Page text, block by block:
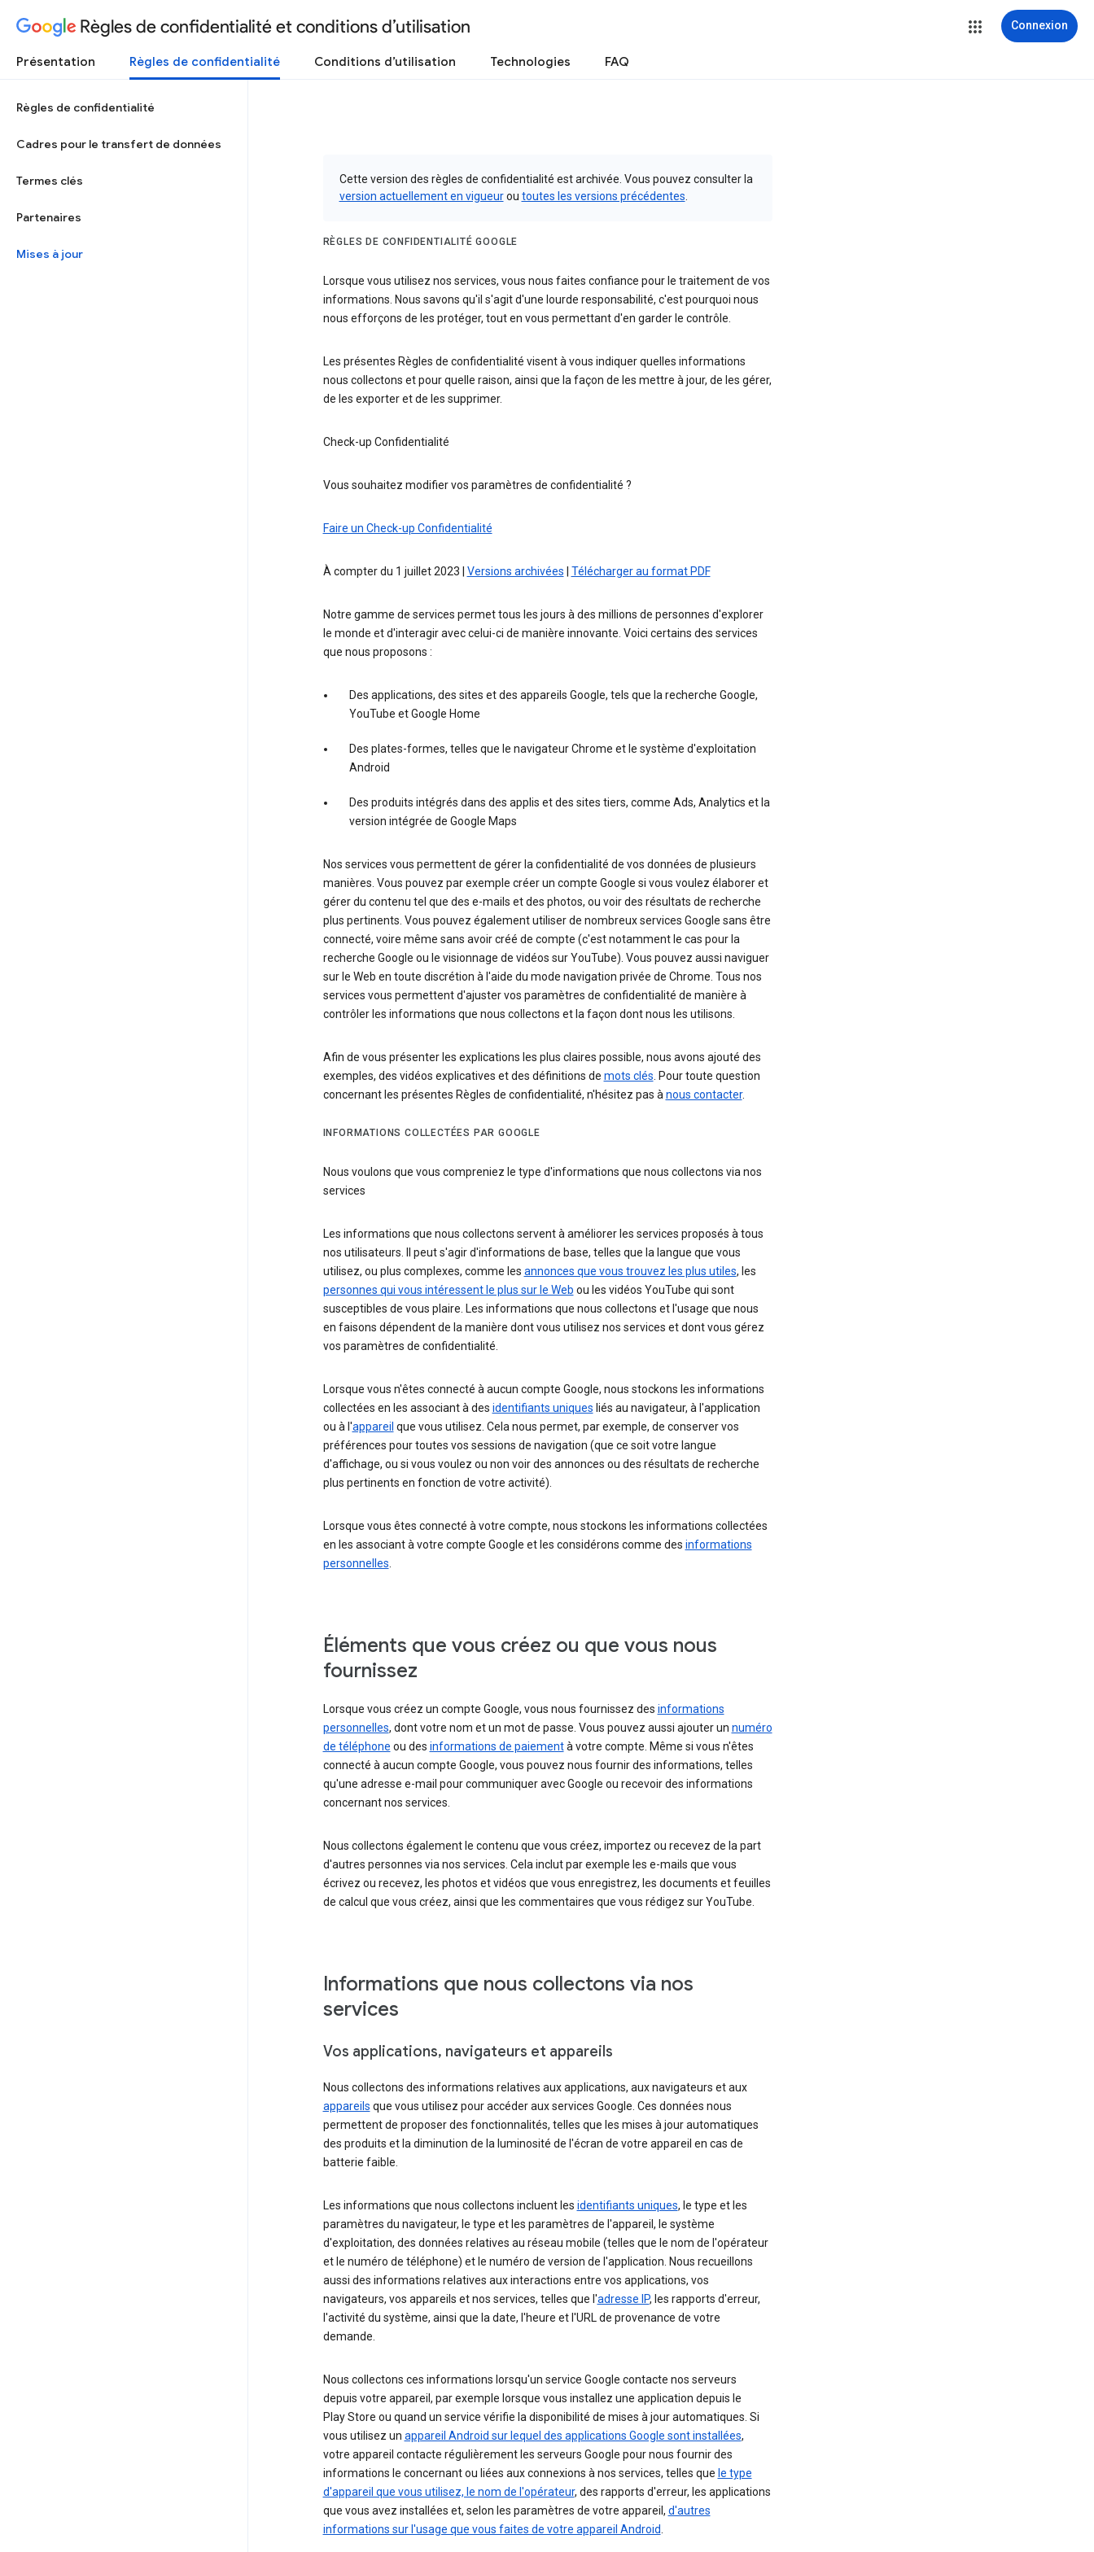
Règles de confidentialité et conditions d’utilisation Connexion
Présentation Règles de confidentialité Conditions d’utilisation Technologies FAQ
Règles de confidentialité
Cadres pour le transfert de données
Termes clés
Partenaires
Mises à jour
Cette version des règles de confidentialité est archivée. Vous pouvez consulter la
version actuellement en vigueurou toutes les versions précédentes
RÈGLES DE CONFIDENTIALITÉ GOOGLE
Lorsque vous utilisez nos services, vous nous faites confiance pour le traitement de vos
informations. Nous savons qu'il s'agit d'une lourde responsabilité, c'est pourquoi nous
nous efforçons de les protéger, tout en vous permettant d'en garder le contrôle.
Les présentes Règles de confidentialité visent à vous indiquer quelles informations
nous collectons et pour quelle raison, ainsi que la façon de les mettre à jour, de les gérer,
de les exporter et de les supprimer.
Check-up Confidentialité
Vous souhaitez modifier vos paramètres de confidentialité ?
Faire un Check-up Confidentialité
À compter du 1 juillet 2023 | Versions archivées Télécharger au format PDF
Notre gamme de services permet tous les jours à des millions de personnes d'explorer
le monde et d'interagir avec celui-ci de manière innovante. Voici certains des services
que nous proposons :
Des applications, des sites et des appareils Google, tels que la recherche Google,
YouTube et Google Home
Des plates-formes, telles que le navigateur Chrome et le système d'exploitation
Android
Des produits intégrés dans des applis et des sites tiers, comme Ads, Analytics et la
version intégrée de Google Maps
Nos services vous permettent de gérer la confidentialité de vos données de plusieurs
manières. Vous pouvez par exemple créer un compte Google si vous voulez élaborer et
gérer du contenu tel que des e-mails et des photos, ou voir des résultats de recherche
plus pertinents. Vous pouvez également utiliser de nombreux services Google sans être
connecté, voire même sans avoir créé de compte (c'est notamment le cas pour la
recherche Google ou le visionnage de vidéos sur YouTube). Vous pouvez aussi naviguer
sur le Web en toute discrétion à l'aide du mode navigation privée de Chrome. Tous nos
services vous permettent d'ajuster vos paramètres de confidentialité de manière à
contrôler les informations que nous collectons et la façon dont nous les utilisons.
Afin de vous présenter les explications les plus claires possible, nous avons ajouté des
exemples, des vidéos explicatives et des définitions de mots clés. Pour toute question
concernant les présentes Règles de confidentialité, n'hésitez pas ànous contacter.
INFORMATIONS COLLECTÉES PAR GOOGLE
Nous voulons que vous compreniez le type d'informations que nous collectons via nos
services
Les informations que nous collectons servent à améliorer les services proposés à tous
nos utilisateurs. Il peut s'agir d'informations de base, telles que la langue que vous
utilisez, ou plus complexes, comme les annonces que vous trouvez les plus utiles, les
personnes qui vous intéressent le plus sur le Web ou les vidéos YouTube qui sont
susceptibles de vous plaire. Les informations que nous collectons et l'usage que nous
en faisons dépendent de la manière dont vous utilisez nos services et dont vous gérez
vos paramètres de confidentialité.
Lorsque vous n'êtes connecté à aucun compte Google, nous stockons les informations
collectées en les associant à des identifiants uniques liés au navigateur, à l'application
ou à l'appareil que vous utilisez. Cela nous permet, par exemple, de conserver vos
préférences pour toutes vos sessions de navigation (que ce soit votre langue
d'affichage, ou si vous voulez ou non voir des annonces ou des résultats de recherche
plus pertinents en fonction de votre activité).
Lorsque vous êtes connecté à votre compte, nous stockons les informations collectées
en les associant à votre compte Google et les considérons comme des informations
personnelles.
Éléments que vous créez ou que vous nous
fournissez
Lorsque vous créez un compte Google, vous nous fournissez des informations
personnelles, dont votre nom et un mot de passe. Vous pouvez aussi ajouter un numéro
de téléphone ou des informations de paiementà votre compte. Même si vous n'êtes
connecté à aucun compte Google, vous pouvez nous fournir des informations, telles
qu'une adresse e-mail pour communiquer avec Google ou recevoir des informations
concernant nos services.
Nous collectons également le contenu que vous créez, importez ou recevez de la part
d'autres personnes via nos services. Cela inclut par exemple les e-mails que vous
écrivez ou recevez, les photos et vidéos que vous enregistrez, les documents et feuilles
de calcul que vous créez, ainsi que les commentaires que vous rédigez sur YouTube.
Informations que nous collectons via nos
services
Vos applications, navigateurs et appareils
Nous collectons des informations relatives aux applications, aux navigateurs et aux
appareils que vous utilisez pour accéder aux services Google. Ces données nous
permettent de proposer des fonctionnalités, telles que les mises à jour automatiques
des produits et la diminution de la luminosité de l'écran de votre appareil en cas de
batterie faible.
Les informations que nous collectons incluent les identifiants uniques, le type et les
paramètres du navigateur, le type et les paramètres de l'appareil, le système
d'exploitation, des données relatives au réseau mobile (telles que le nom de l'opérateur
et le numéro de téléphone) et le numéro de version de l'application. Nous recueillons
aussi des informations relatives aux interactions entre vos applications, vos
navigateurs, vos appareils et nos services, telles que l'adresse IP, les rapports d'erreur,
l'activité du système, ainsi que la date, l'heure et l'URL de provenance de votre
demande.
Nous collectons ces informations lorsqu'un service Google contacte nos serveurs
depuis votre appareil, par exemple lorsque vous installez une application depuis le
Play Store ou quand un service vérifie la disponibilité de mises à jour automatiques. Si
vous utilisez un appareil Android sur lequel des applications Google sont installées,
votre appareil contacte régulièrement les serveurs Google pour nous fournir des
informations le concernant ou liées aux connexions à nos services, telles que le type
d'appareil que vous utilisez, le nom de l'opérateur, des rapports d'erreur, les applications
que vous avez installées et, selon les paramètres de votre appareil, d'autres
informations sur l'usage que vous faites de votre appareil Android.